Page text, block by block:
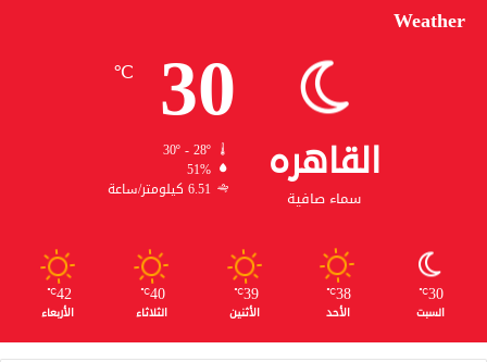
Weather
القاهره
سماء صافية
30
℃
30º - 28º
51%
6.51 كيلومتر/ساعة
30
℃
السبت
38
℃
الأحد
39
℃
الأثنين
40
℃
الثلاثاء
42
℃
الأربعاء